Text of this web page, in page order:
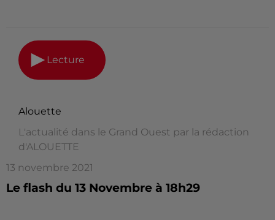
Lecture
Alouette
L'actualité dans le Grand Ouest par la rédaction
d'ALOUETTE
13 novembre 2021
Le flash du 13 Novembre à 18h29